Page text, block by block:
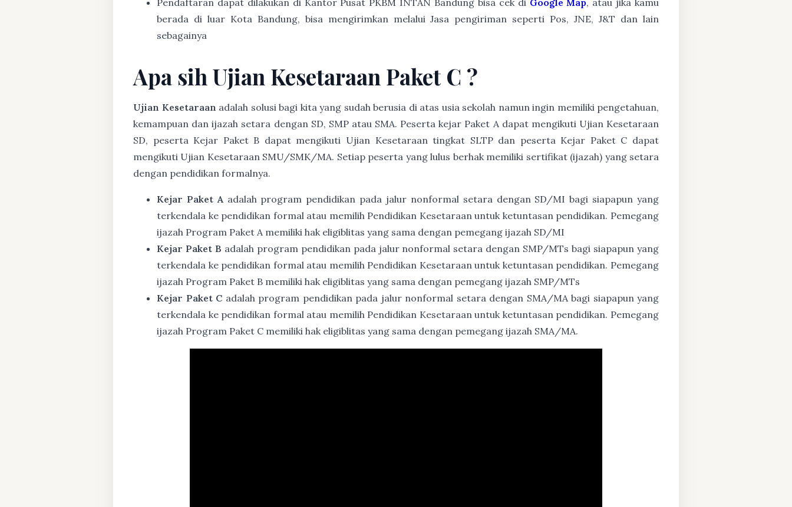
berada di luar Kota Bandung, bisa mengirimkan melalui Jasa pengiriman seperti Pos, JNE, J&T dan lain
sebagainya
Apa sih Ujian Kesetaraan Paket C ?
Ujian Kesetaraan adalah solusi bagi kita yang sudah berusia di atas usia sekolah namun ingin memiliki pengetahuan,
kemampuan dan ijazah setara dengan SD, SMP atau SMA. Peserta kejar Paket A dapat mengikuti Ujian Kesetaraan
SD, peserta Kejar Paket B dapat mengikuti Ujian Kesetaraan tingkat SLTP dan peserta Kejar Paket C dapat
mengikuti Ujian Kesetaraan SMU/SMK/MA. Setiap peserta yang lulus berhak memiliki sertifikat (ijazah) yang setara
dengan pendidikan formalnya.
Kejar Paket A adalah program pendidikan pada jalur nonformal setara dengan SD/MI bagi siapapun yang
terkendala ke pendidikan formal atau memilih Pendidikan Kesetaraan untuk ketuntasan pendidikan. Pemegang
ijazah Program Paket A memiliki hak eligiblitas yang sama dengan pemegang ijazah SD/MI
Kejar Paket B adalah program pendidikan pada jalur nonformal setara dengan SMP/MTs bagi siapapun yang
terkendala ke pendidikan formal atau memilih Pendidikan Kesetaraan untuk ketuntasan pendidikan. Pemegang
ijazah Program Paket B memiliki hak eligiblitas yang sama dengan pemegang ijazah SMP/MTs
Kejar Paket C adalah program pendidikan pada jalur nonformal setara dengan SMA/MA bagi siapapun yang
terkendala ke pendidikan formal atau memilih Pendidikan Kesetaraan untuk ketuntasan pendidikan. Pemegang
ijazah Program Paket C memiliki hak eligiblitas yang sama dengan pemegang ijazah SMA/MA.